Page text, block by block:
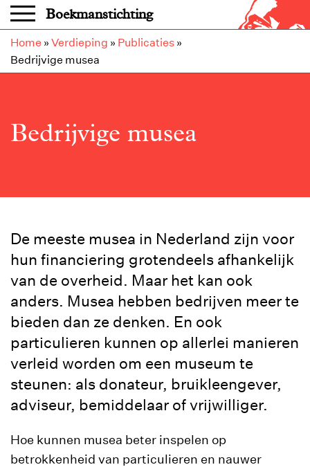
Overslaan en naar de inhoud gaan
Boekmanstichting
Home » Verdieping » Publicaties »
Bedrijvige musea
Bedrijvige musea
De meeste musea in Nederland zijn voor
hun financiering grotendeels afhankelijk
van de overheid. Maar het kan ook
anders. Musea hebben bedrijven meer te
bieden dan ze denken. En ook
particulieren kunnen op allerlei manieren
verleid worden om een museum te
steunen: als donateur, bruikleengever,
adviseur, bemiddelaar of vrijwilliger.
Hoe kunnen musea beter inspelen op
betrokkenheid van particulieren en nauwer